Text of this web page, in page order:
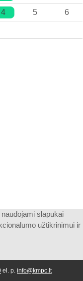
4 5 6
slapukai
užtikrinimui ir
el. p. info@kmpc.lt